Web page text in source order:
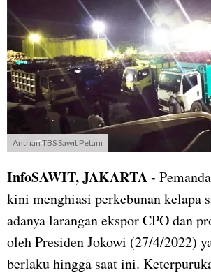
Antrian TBS Sawit Petani
InfoSAWIT,JAKARTA-
kini menghiasi perkebunan kelapa
adanya larangan ekspor CPO dan
oleh Presiden Jokowi (27/4/2022)
berlaku hingga saat ini.